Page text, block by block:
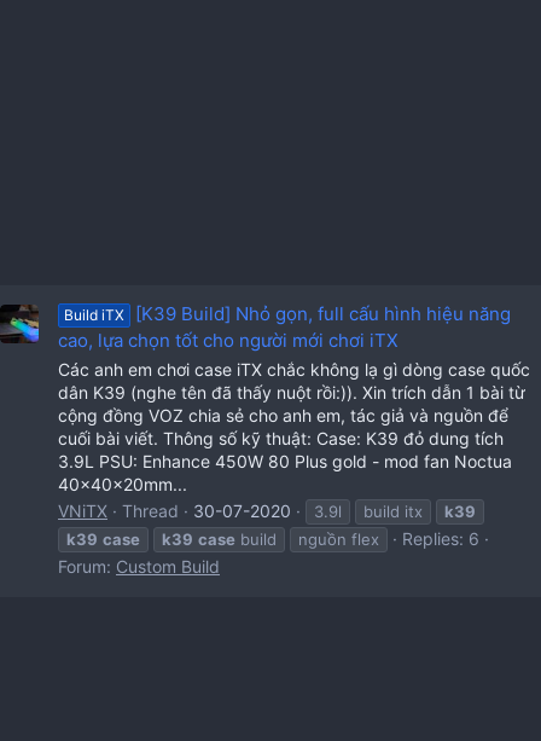
Build iTX
[K39 Build] Nhỏ gọn, full cấu hình hiệu năng
cao, lựa chọn tốt cho người mới chơi iTX
Các anh em chơi case iTX chắc không lạ gì dòng case quốc
dân K39 (nghe tên đã thấy nuột rồi:)). Xin trích dẫn 1 bài từ
cộng đồng VOZ chia sẻ cho anh em, tác giả và nguồn để
cuối bài viết. Thông số kỹ thuật: Case: K39 đỏ dung tích
3.9L PSU: Enhance 450W 80 Plus gold - mod fan Noctua
40x40x20mm...
VNiTX
Thread 30-07-2020 3.9l build itx
k39
k39 case k39 case build nguồn flex
Replies: 6
Forum: Custom Build